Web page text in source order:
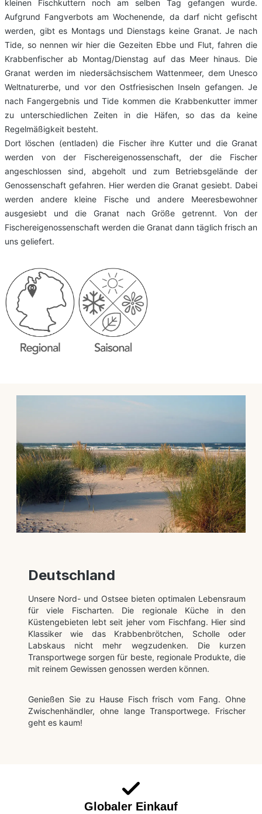
kleinen Fischkuttern noch am selben Tag gefangen wurde.
Aufgrund Fangverbots am Wochenende, da darf nicht gefischt
werden, gibt es Montags und Dienstags keine Granat. Je nach
Tide, so nennen wir hier die Gezeiten Ebbe und Flut, fahren die
Krabbenfischer ab Montag/Dienstag auf das Meer hinaus. Die
Granat werden im niedersächsischem Wattenmeer, dem Unesco
Weltnaturerbe, und vor den Ostfriesischen Inseln gefangen. Je
nach Fangergebnis und Tide kommen die Krabbenkutter immer
zu unterschiedlichen Zeiten in die Häfen, so das da keine
Regelmäßigkeit besteht.
Dort löschen (entladen) die Fischer ihre Kutter und die Granat
werden von der Fischereigenossenschaft, der die Fischer
angeschlossen sind, abgeholt und zum Betriebsgelände der
Genossenschaft gefahren. Hier werden die Granat gesiebt. Dabei
werden andere kleine Fische und andere Meeresbewohner
ausgesiebt und die Granat nach Größe getrennt. Von der
Fischereigenossenschaft werden die Granat dann täglich frisch an
uns geliefert.
Deutschland
Unsere Nord- und Ostsee bieten optimalen Lebensraum
für viele Fischarten. Die regionale Küche in den
Küstengebieten lebt seit jeher vom Fischfang. Hier sind
Klassiker wie das Krabbenbrötchen, Scholle oder
Labskaus nicht mehr wegzudenken. Die kurzen
Transportwege sorgen für beste, regionale Produkte, die
mit reinem Gewissen genossen werden können.
Genießen Sie zu Hause Fisch frisch vom Fang. Ohne
Zwischenhändler, ohne lange Transportwege. Frischer
geht es kaum!
Globaler Einkauf